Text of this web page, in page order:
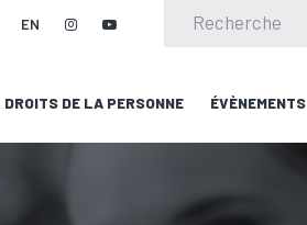
EN
DROITS DE LA PERSONNE ÉVÈNEMENTS